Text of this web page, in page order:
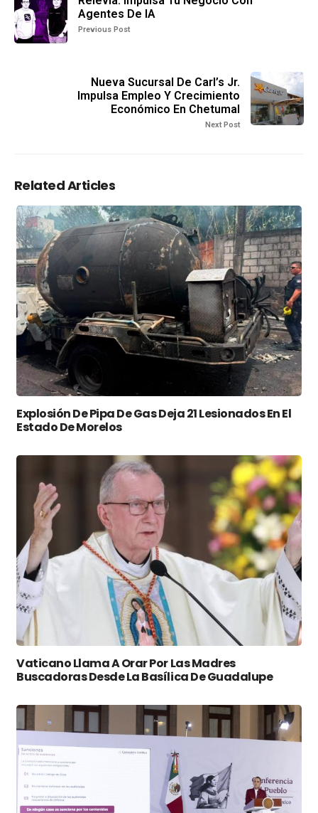
Agentes De IA
Previous Post
Nueva Sucursal De Carl’s Jr.
Impulsa Empleo Y Crecimiento
Económico En Chetumal
Next Post
Related Articles
Explosión De Pipa De Gas Deja 21 Lesionados En El
Estado De Morelos
Vaticano Llama A Orar Por Las Madres
Buscadoras Desde La Basílica De Guadalupe